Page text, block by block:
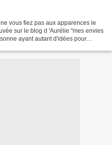
vous fiez pas aux apparences le
sur le blog d 'Aurélie "mes envies
ayant autant d'idées pour